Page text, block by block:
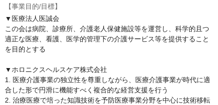
【事業目的/目標】
▼医療法人医誠会
この会は病院、診療所、介護老人保健施設等を運営し、科学的且つ
適正な医療、看護、医学的管理下の介護サービス等を提供すること
を目的とする
▼ホロニクスヘルスケア株式会社
1. 医療介護事業の独立性を尊重しながら、医療介護事業が時代に適
合した形で円滑に機能すべく複合的な経営支援を行う
2. 治療医療で培った知識技術を予防医療事業分野を中心に技術移転